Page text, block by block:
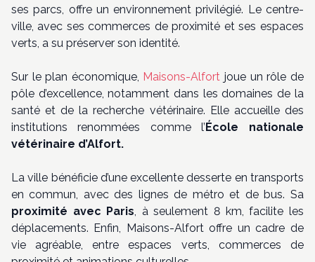
ses parcs, offre un environnement privilégié. Le centre-
ville, avec ses commerces de proximité et ses espaces
verts, a su préserver son identité.
Sur le plan économique, Maisons-Alfort joue un rôle de
pôle d’excellence, notamment dans les domaines de la
santé et de la recherche vétérinaire. Elle accueille des
institutions renommées comme l’École nationale
vétérinaire d’Alfort.
La ville bénéficie d’une excellente desserte en transports
en commun, avec des lignes de métro et de bus. Sa
proximité avec Paris, à seulement 8 km, facilite les
déplacements. Enfin, Maisons-Alfort offre un cadre de
vie agréable, entre espaces verts, commerces de